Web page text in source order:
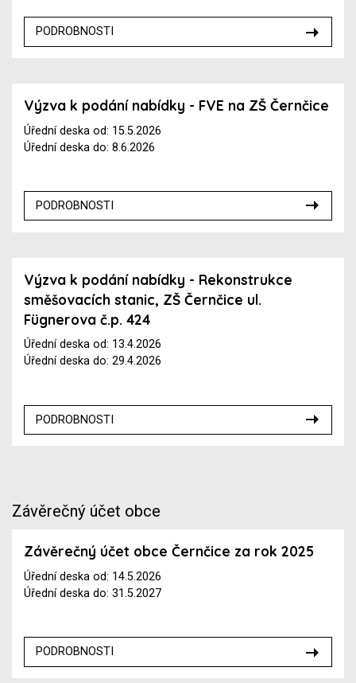
PODROBNOSTI
Výzva k podání nabídky - FVE na ZŠ Černčice
Úřední deska od: 15.5.2026
Úřední deska do: 8.6.2026
PODROBNOSTI
Výzva k podání nabídky - Rekonstrukce
směšovacích stanic, ZŠ Černčice ul.
Fügnerova č.p. 424
Úřední deska od: 13.4.2026
Úřední deska do: 29.4.2026
PODROBNOSTI
Závěrečný účet obce
Závěrečný účet obce Černčice za rok 2025
Úřední deska od: 14.5.2026
Úřední deska do: 31.5.2027
PODROBNOSTI